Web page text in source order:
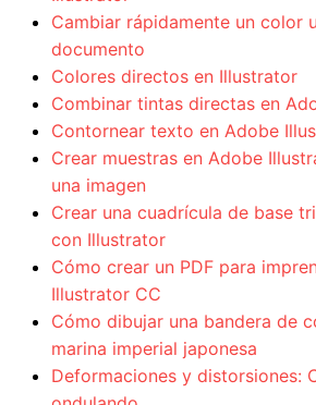
Cambiar rápidamente un color
documento
Colores directos en Illustrator
Combinar tintas directas en
Contornear texto en Adobe
Crear muestras en Adobe
una imagen
Crear una cuadrícula de base
con Illustrator
Cómo crear un PDF para
Illustrator CC
Cómo dibujar una bandera de
marina imperial japonesa
Deformaciones y distorsiones: